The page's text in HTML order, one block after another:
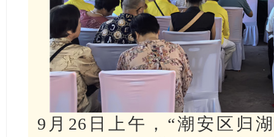
9月26日上午，“潮安区归